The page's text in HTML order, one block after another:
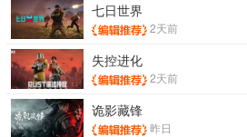
七日世界
2天前
失控进化
2天前
诡影藏锋
昨日